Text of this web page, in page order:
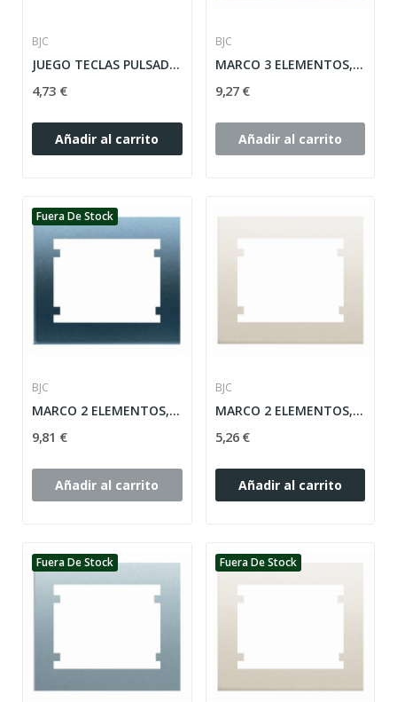
BJC
JUEGO TECLAS PULSADOR PERSIANAS BEIGE SERIE...
4,73 €
Añadir al carrito
BJC
MARCO 3 ELEMENTOS, MARFIL VERTICAL SERIE IRIS...
9,27 €
Añadir al carrito
Fuera De Stock
BJC
MARCO 2 ELEMENTOS, ACERO-NEPTUNOS VERTICAL...
9,81 €
Añadir al carrito
BJC
MARCO 2 ELEMENTOS, MARFIL VERTICAL SERIE IRIS...
5,26 €
Añadir al carrito
Fuera De Stock Fuera De Stock